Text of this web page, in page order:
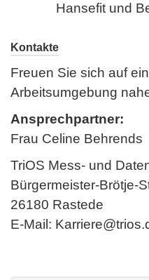
Hansefit und
Kontakte
Freuen Sie sich auf
Arbeitsumgebung
Ansprechpartner:
Frau Celine Behrends
TriOS Mess- und
Bürgermeister-Brötje-
26180 Rastede
E-Mail: